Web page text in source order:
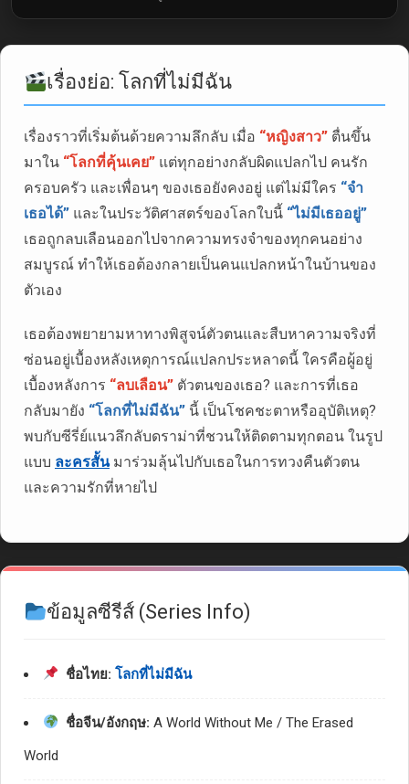
เรื่องย่อ: โลกที่ไม่มีฉัน
เรื่องราวที่เริ่มต้นด้วยความลึกลับ เมื่อ “หญิงสาว” ตื่นขึ้น
มาใน “โลกที่คุ้นเคย” แต่ทุกอย่างกลับผิดแปลกไป คนรัก
ครอบครัว และเพื่อนๆ ของเธอยังคงอยู่ แต่ไม่มีใคร “จำ
เธอได้” และในประวัติศาสตร์ของโลกใบนี้ “ไม่มีเธออยู่”
เธอถูกลบเลือนออกไปจากความทรงจำของทุกคนอย่าง
สมบูรณ์ ทำให้เธอต้องกลายเป็นคนแปลกหน้าในบ้านของ
ตัวเอง
เธอต้องพยายามหาทางพิสูจน์ตัวตนและสืบหาความจริงที่
ซ่อนอยู่เบื้องหลังเหตุการณ์แปลกประหลาดนี้ ใครคือผู้อยู่
เบื้องหลังการ “ลบเลือน” ตัวตนของเธอ? และการที่เธอ
กลับมายัง “โลกที่ไม่มีฉัน” นี้ เป็นโชคชะตาหรืออุบัติเหตุ?
พบกับซีรี่ย์แนวลึกลับดราม่าที่ชวนให้ติดตามทุกตอน ในรูป
แบบ ละครสั้นมาร่วมลุ้นไปกับเธอในการทวงคืนตัวตน
และความรักที่หายไป
ข้อมูลซีรีส์ (Series Info)
ชื่อไทย: โลกที่ไม่มีฉัน
ชื่อจีน/อังกฤษ: A World Without Me / The Erased
World